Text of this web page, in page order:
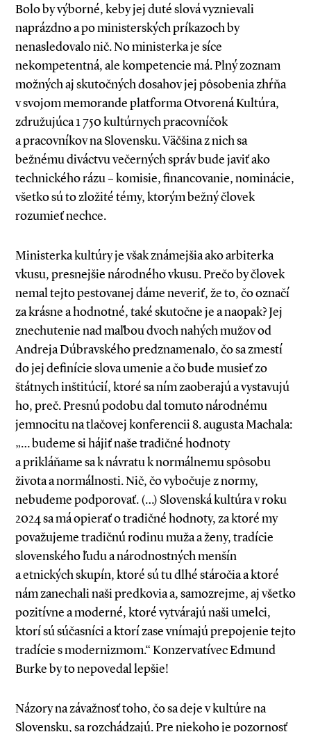
Bolo by výborné, keby jej duté slová vyznievali
naprázdno a po ministerských príkazoch by
nenasledovalo nič. No ministerka je síce
nekompetentná, ale kompetencie má. Plný zoznam
možných aj skutočných dosahov jej pôsobenia zhŕňa
v svojom memorande platforma Otvorená Kultúra,
združujúca 1 750 kultúrnych pracovníčok
a pracovníkov na Slovensku. Väčšina z nich sa
bežnému diváctvu večerných správ bude javiť ako
technického rázu – komisie, financovanie, nominácie,
všetko sú to zložité témy, ktorým bežný človek
rozumieť nechce.
Ministerka kultúry je však známejšia ako arbiterka
vkusu, presnejšie národného vkusu. Prečo by človek
nemal tejto pestovanej dáme neveriť, že to, čo označí
za krásne a hodnotné, také skutočne je a naopak? Jej
znechutenie nad maľbou dvoch nahých mužov od
Andreja Dúbravského predznamenalo, čo sa zmestí
do jej definície slova umenie a čo bude musieť zo
štátnych inštitúcií, ktoré sa ním zaoberajú a vystavujú
ho, preč. Presnú podobu dal tomuto národnému
jemnocitu na tlačovej konferencii 8. augusta Machala:
„… budeme si hájiť naše tradičné hodnoty
a prikláňame sa k návratu k normálnemu spôsobu
života a normálnosti. Nič, čo vybočuje z normy,
nebudeme podporovať. (…) Slovenská kultúra v roku
2024 sa má opierať o tradičné hodnoty, za ktoré my
považujeme tradičnú rodinu muža a ženy, tradície
slovenského ľudu a národnostných menšín
a etnických skupín, ktoré sú tu dlhé stáročia a ktoré
nám zanechali naši predkovia a, samozrejme, aj všetko
pozitívne a moderné, ktoré vytvárajú naši umelci,
ktorí sú súčasníci a ktorí zase vnímajú prepojenie tejto
tradície s modernizmom.“ Konzervatívec Edmund
Burke by to nepovedal lepšie!
Názory na závažnosť toho, čo sa deje v kultúre na
Slovensku, sa rozchádzajú. Pre niekoho je pozornosť